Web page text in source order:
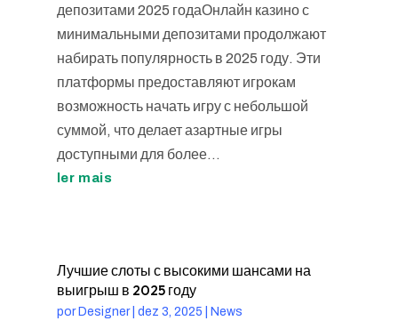
депозитами 2025 годаОнлайн казино с
минимальными депозитами продолжают
набирать популярность в 2025 году. Эти
платформы предоставляют игрокам
возможность начать игру с небольшой
суммой, что делает азартные игры
доступными для более...
ler mais
Лучшие слоты с высокими шансами на
выигрыш в 2025 году
por Designer| dez 3, 2025 News